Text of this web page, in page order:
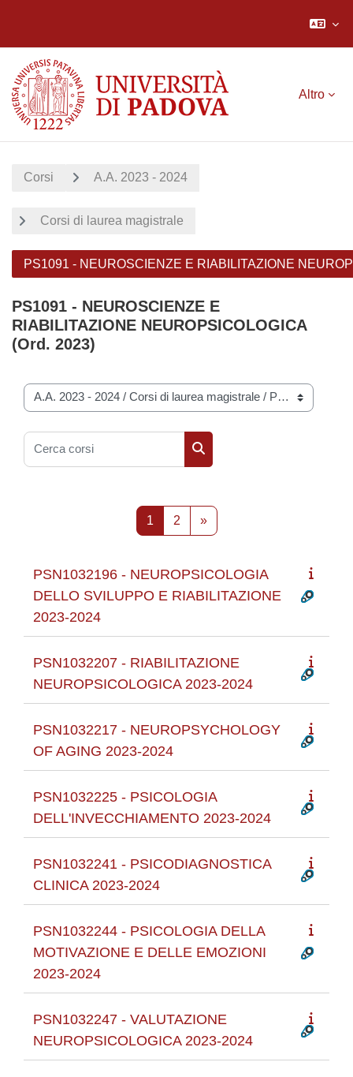
Altro
Corsi A.A. 2023 - 2024
Corsi di laurea magistrale
PS1091 - NEUROSCIENZE E RIABILITAZIONE
PS1091 - NEUROSCIENZE E
RIABILITAZIONE NEUROPSICOLOGICA
(Ord. 2023)
Categorie di corso
Cerca corsi
Cerca corsi
1 Pagina 1
2Pagina 2
»Pagina successiva
PSN1032196 - NEUROPSICOLOGIA
DELLO SVILUPPO E RIABILITAZIONE
2023-2024
PSN1032207 - RIABILITAZIONE
NEUROPSICOLOGICA 2023-2024
PSN1032217 - NEUROPSYCHOLOGY
OF AGING 2023-2024
PSN1032225 - PSICOLOGIA
DELL'INVECCHIAMENTO 2023-2024
PSN1032241 - PSICODIAGNOSTICA
CLINICA 2023-2024
PSN1032244 - PSICOLOGIA DELLA
MOTIVAZIONE E DELLE EMOZIONI
2023-2024
PSN1032247 - VALUTAZIONE
NEUROPSICOLOGICA 2023-2024